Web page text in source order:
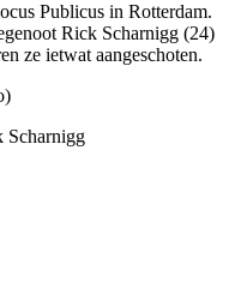
Publicus in Rotterdam.
Rick Scharnigg (24)
ze ietwat aangeschoten.
Scharnigg